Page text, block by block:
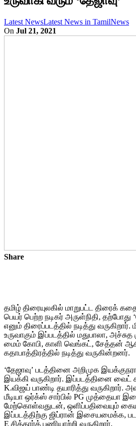
Latest NewsLatest News in TamilNews
On Jul 21, 2021
Share
தமிழ் திரையுலகில் மாறுபட்ட திரைக்
பெயர் பெற்ற நடிகர் அருள்நிதி, தற்போது
எனும் திரைப்படத்தில் நடித்து வருகிறார்.
உருவாகும் இப்படத்தில் மதுபாலா, அச்சுத
மைம் கோபி, காளி வெங்கட், சேத்தன்
கதாபாத்திரத்தில் நடித்து வருகின்றனர்.
‘தேஜாவு’ படத்தினை அறிமுக
இயக்கி வருகிறார். இப்படத்தினை வைட்
K.விஜய் பாண்டி தயாரித்து வருகிறார்.
மீடியா ஒர்க்ஸ் சார்பில் PG முத்தையா
மேற்கொள்வதுடன், ஒளிப்பதிவையும்
இப்படத்திற்கு ஜிப்ரான் இசையமைக்க,
E சித்தார்த் பணியாற்றி வருகிறார்.